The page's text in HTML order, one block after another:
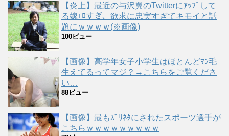
【炎上】最近の与沢翼のTwitterにｱｯﾌﾟして
る嫁ｴﾛすぎ、欲求に忠実すぎてキモイと話
題にｗｗｗｗ(※画像)
100ビュー
【画像】高学年女子小学生はほとんどﾏﾝ毛
生えてるってマジ？→こちらをご覧くださ
い…
88ビュー
【画像】最もｽﾞﾘﾈﾀにされたスポーツ選手が
こちらｗｗｗｗｗｗｗｗｗ